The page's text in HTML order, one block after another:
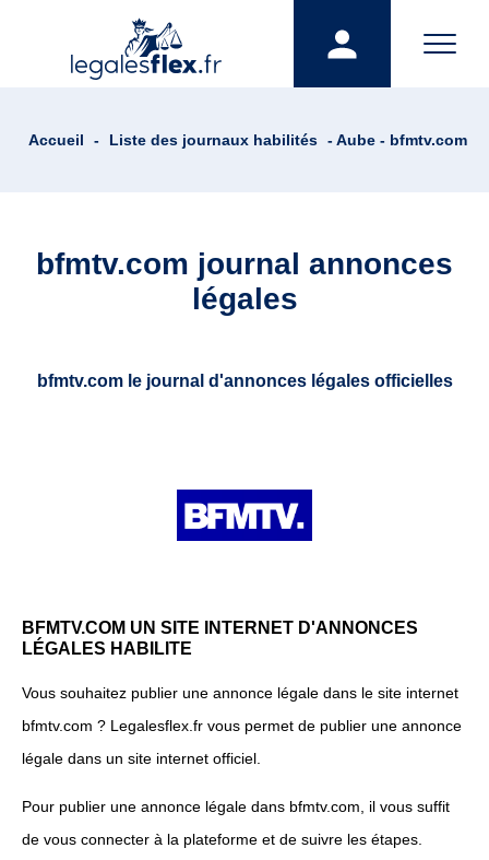
Accueil - Liste des journaux habilités - Aube - bfmtv.com
bfmtv.com journal annonces
légales
bfmtv.com le journal d'annonces légales officielles
BFMTV.COM UN SITE INTERNET D'ANNONCES
LÉGALES HABILITE
Vous souhaitez publier une annonce légale dans le site internet
bfmtv.com ? Legalesflex.fr vous permet de publier une annonce
légale dans un site internet officiel.
Pour publier une annonce légale dans bfmtv.com, il vous suffit
de vous connecter à la plateforme et de suivre les étapes.